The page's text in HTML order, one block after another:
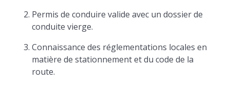
Permis de conduire valide avec un dossier de
conduite vierge.
Connaissance des réglementations locales en
matière de stationnement et du code de la
route.